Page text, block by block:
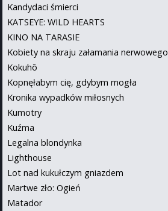
Kandydaci śmierci
KATSEYE: WILD HEARTS
KINO NA TARASIE
Kobiety na skraju załamania nerwowego
Kokuhō
Kopnęłabym cię, gdybym mogła
Kronika wypadków miłosnych
Kumotry
Kuźma
Legalna blondynka
Lighthouse
Lot nad kukułczym gniazdem
Martwe zło: Ogień
Matador